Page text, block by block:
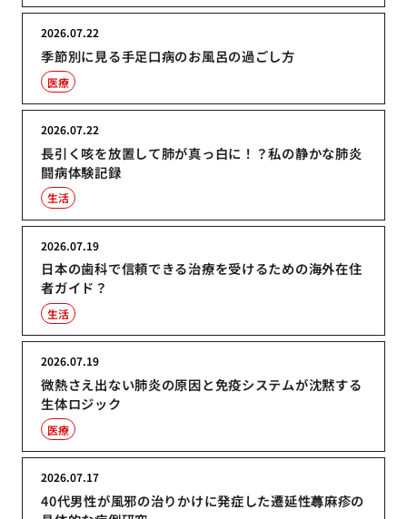
季節別に見る手足口病のお風呂の過ごし方
2026.07.22
医療
長引く咳を放置して肺が真っ白に！？私の静かな肺炎
闘病体験記録
2026.07.22
生活
日本の歯科で信頼できる治療を受けるための海外在住
者ガイド？
2026.07.19
生活
微熱さえ出ない肺炎の原因と免疫システムが沈黙する
生体ロジック
2026.07.19
医療
40代男性が風邪の治りかけに発症した遷延性蕁麻疹の
2026.07.17